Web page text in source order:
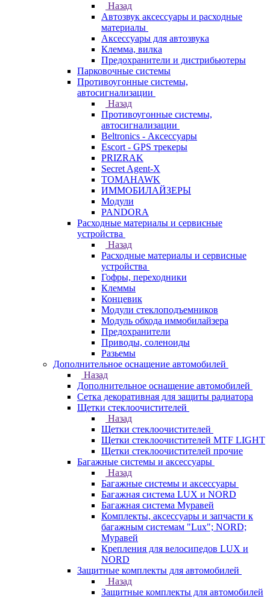
Назад
Автозвук аксессуары и расходные
материалы
Аксессуары для автозвука
Клемма, вилка
Предохранители и дистрибьютеры
Парковочные системы
Противоугонные системы,
автосигнализации
Назад
Противоугонные системы,
автосигнализации
Beltronics - Аксессуары
Escort - GPS трекеры
PRIZRAK
Secret Agent-X
TOMAHAWK
ИММОБИЛАЙЗЕРЫ
Модули
PANDORA
Расходные материалы и сервисные
устройства
Назад
Расходные материалы и сервисные
устройства
Гофры, переходники
Клеммы
Концевик
Модули стеклоподъемников
Модуль обхода иммобилайзера
Предохранители
Приводы, соленоиды
Разьемы
Дополнительное оснащение автомобилей
Назад
Дополнительное оснащение автомобилей
Сетка декоративная для защиты радиатора
Щетки стеклоочистителей
Назад
Щетки стеклоочистителей
Щетки стеклоочистителей MTF LIGHT
Щетки стеклоочистителей прочие
Багажные системы и аксессуары
Назад
Багажные системы и аксессуары
Багажная система LUX и NORD
Багажная система Муравей
Комплекты, аксессуары и запчасти к
багажным системам "Lux"; NORD;
Муравей
Крепления для велосипедов LUX и
NORD
Защитные комплекты для автомобилей
Назад
Защитные комплекты для автомобилей